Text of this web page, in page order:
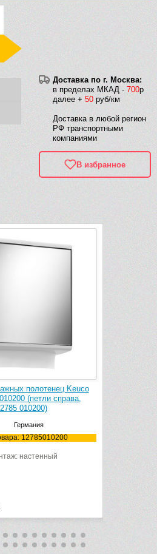
Доставка по г. Москва:
в пределах МКАД - 700р
далее + 50 руб/км
Доставка в любой регион
РФ транспортными
компаниями
В избранное
Смеситель для раковины Keuco
52702010000 (52702 010000)
Цвет: хром